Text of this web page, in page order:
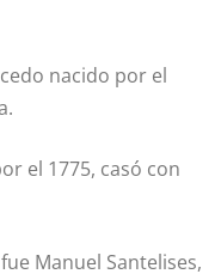
nacido por el
el 1775, casó con
Manuel Santelises,